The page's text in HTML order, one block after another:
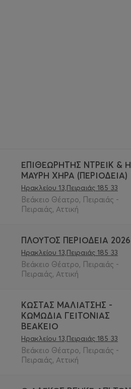
ΕΠΙΘΕΩΡΗΤΗΣ ΝΤΡΕΙΚ & Η
ΜΑΥΡΗ ΧΗΡΑ (ΠΕΡΙΟΔΕΙΑ)
Ηρακλείου 13,Πειραιάς 185 33
Βεάκειο Θέατρο, Πειραιάς -
Πειραιάς, Αττική
ΠΛΟΥΤΟΣ ΠΕΡΙΟΔΕΙΑ 2026
Ηρακλείου 13,Πειραιάς 185 33
Βεάκειο Θέατρο, Πειραιάς -
Πειραιάς, Αττική
ΚΩΣΤΑΣ ΜΑΛΙΑΤΣΗΣ -
ΚΩΜΩΔΙΑ ΓΕΙΤΟΝΙΑΣ
ΒΕΑΚΕΙΟ
Ηρακλείου 13,Πειραιάς 185 33
Βεάκειο Θέατρο, Πειραιάς -
Πειραιάς, Αττική